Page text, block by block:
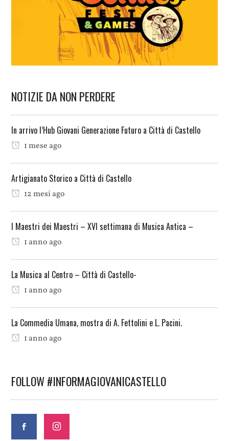
NOTIZIE DA NON PERDERE
In arrivo l’Hub Giovani Generazione Futuro a Città di Castello
1 mese ago
Artigianato Storico a Città di Castello
12 mesi ago
I Maestri dei Maestri – XVI settimana di Musica Antica –
1 anno ago
La Musica al Centro – Città di Castello-
1 anno ago
La Commedia Umana, mostra di A. Fettolini e L. Pacini.
1 anno ago
FOLLOW #INFORMAGIOVANICASTELLO